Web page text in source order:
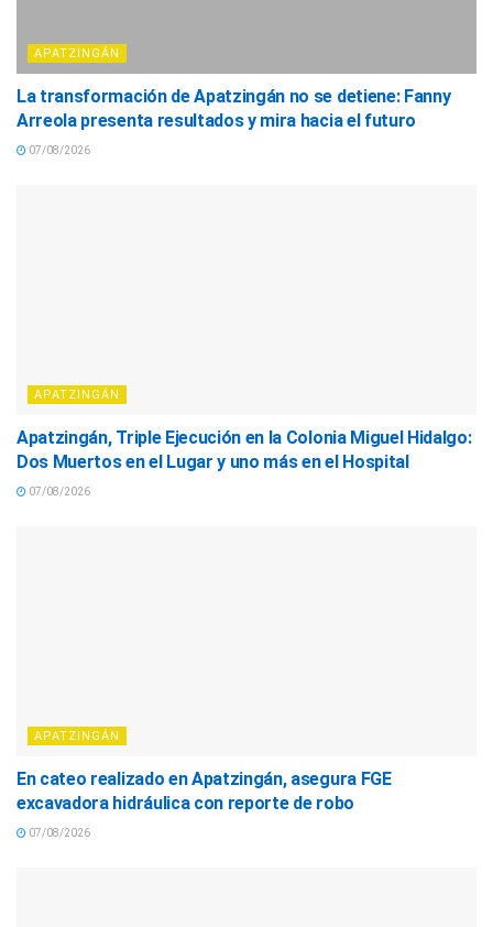
APATZINGÁN
La transformación de Apatzingán no se detiene: Fanny
Arreola presenta resultados y mira hacia el futuro
07/08/2026
APATZINGÁN
Apatzingán, Triple Ejecución en la Colonia Miguel Hidalgo:
Dos Muertos en el Lugar y uno más en el Hospital
07/08/2026
APATZINGÁN
En cateo realizado en Apatzingán, asegura FGE
excavadora hidráulica con reporte de robo
07/08/2026